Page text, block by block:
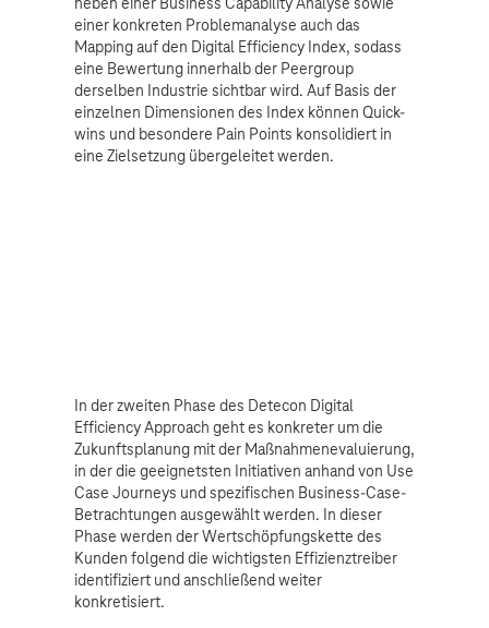
einer konkreten Problemanalyse auch das
Mapping auf den Digital Efficiency Index, sodass
eine Bewertung innerhalb der Peergroup
derselben Industrie sichtbar wird. Auf Basis der
einzelnen Dimensionen des Index können Quick-
wins und besondere Pain Points konsolidiert in
eine Zielsetzung übergeleitet werden.
In der zweiten Phase des Detecon Digital
Efficiency Approach geht es konkreter um die
Zukunftsplanung mit der Maßnahmenevaluierung,
in der die geeignetsten Initiativen anhand von Use
Case Journeys und spezifischen Business-Case-
Betrachtungen ausgewählt werden. In dieser
Phase werden der Wertschöpfungskette des
Kunden folgend die wichtigsten Effizienztreiber
identifiziert und anschließend weiter
konkretisiert.